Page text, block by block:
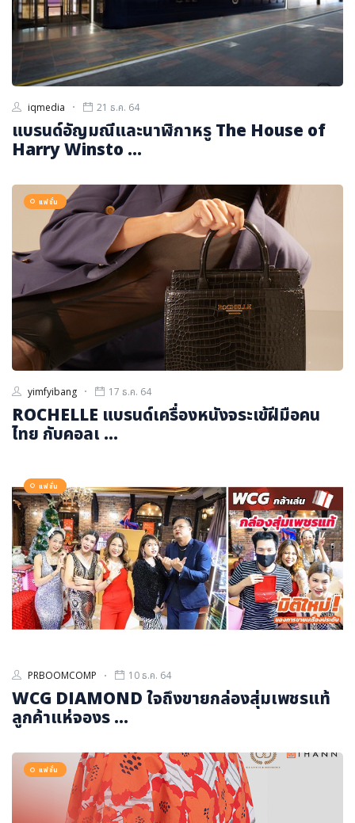
iqmedia 21 ธ.ค. 64
แบรนด์อัญมณีและนาฬิกาหรู The House of
Harry Winsto ...
แฟชั่น
yimfyibang 17 ธ.ค. 64
ROCHELLE แบรนด์เครื่องหนังจระเข้ฝีมือคน
ไทย กับคอลเ ...
แฟชั่น
PRBOOMCOMP 10 ธ.ค. 64
WCG DIAMOND ใจถึงขายกล่องสุ่มเพชรแท้
ลูกค้าแห่จองร ...
แฟชั่น